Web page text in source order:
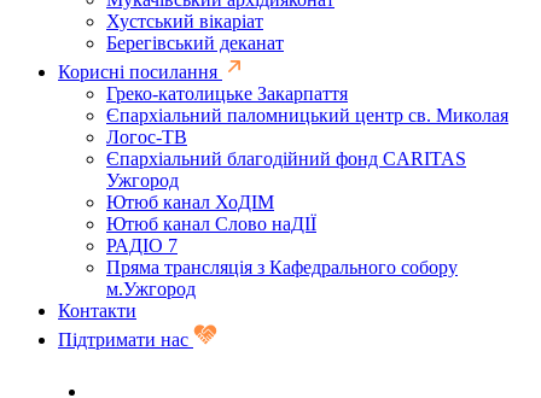
Хустський вікаріат
Берегівський деканат
Корисні посилання
Греко-католицьке Закарпаття
Єпархіальний паломницький центр св. Миколая
Логос-ТВ
Єпархіальний благодійний фонд CARITAS
Ужгород
Ютюб канал ХоДІМ
Ютюб канал Слово наДІЇ
РАДІО 7
Пряма трансляція з Кафедрального собору
м.Ужгород
Контакти
Підтримати нас